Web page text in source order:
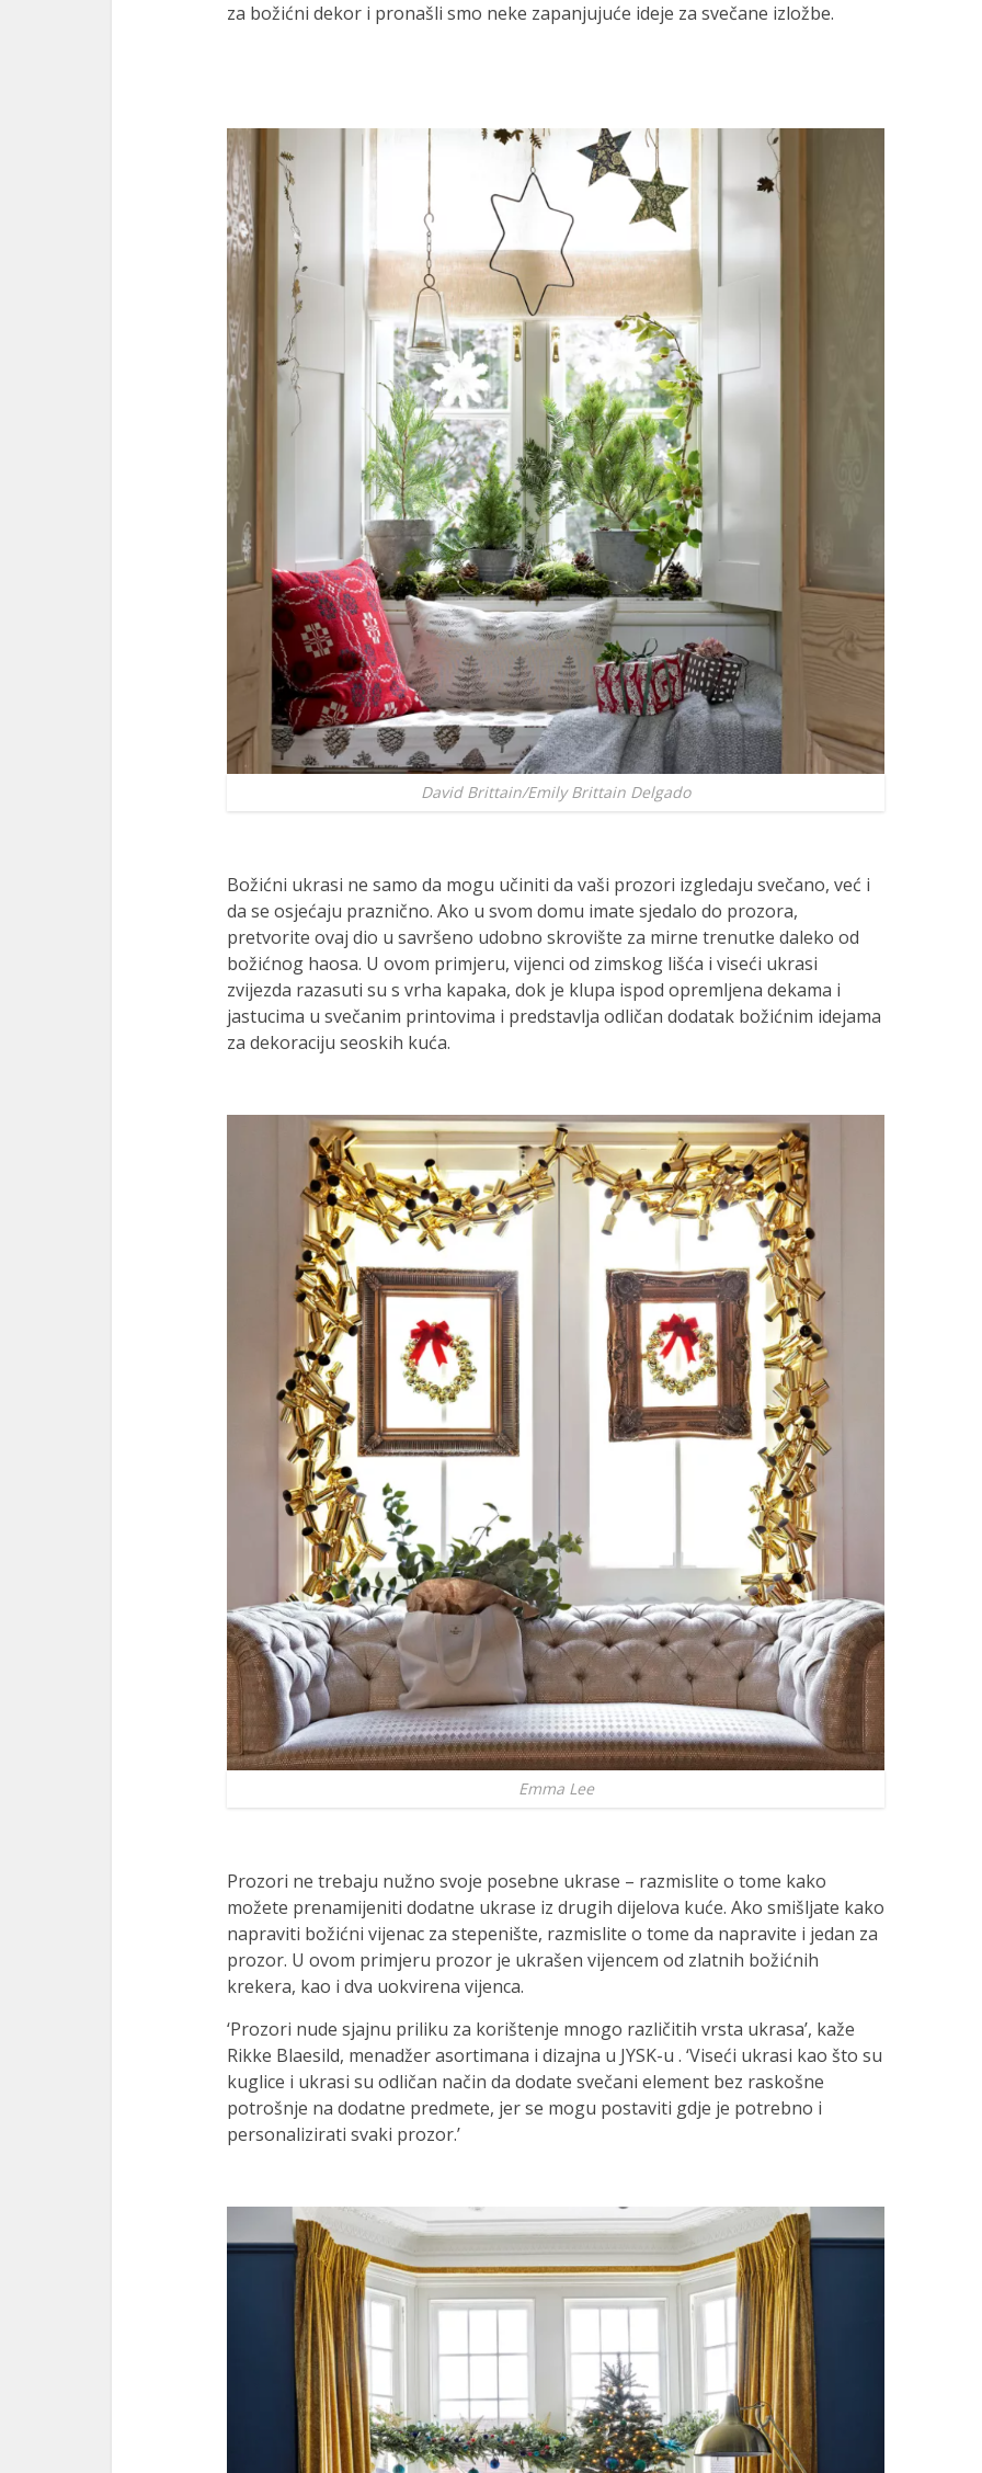
za božićni dekor i pronašli smo neke zapanjujuće ideje za svečane izložbe.
David Brittain/Emily Brittain Delgado
Božićni ukrasi ne samo da mogu učiniti da vaši prozori izgledaju svečano, već i
da se osjećaju praznično. Ako u svom domu imate sjedalo do prozora,
pretvorite ovaj dio u savršeno udobno skrovište za mirne trenutke daleko od
božićnog haosa. U ovom primjeru, vijenci od zimskog lišća i viseći ukrasi
zvijezda razasuti su s vrha kapaka, dok je klupa ispod opremljena dekama i
jastucima u svečanim printovima i predstavlja odličan dodatak božićnim idejama
za dekoraciju seoskih kuća.
Emma Lee
Prozori ne trebaju nužno svoje posebne ukrase – razmislite o tome kako
možete prenamijeniti dodatne ukrase iz drugih dijelova kuće. Ako smišljate kako
napraviti božićni vijenac za stepenište, razmislite o tome da napravite i jedan za
prozor. U ovom primjeru prozor je ukrašen vijencem od zlatnih božićnih
krekera, kao i dva uokvirena vijenca.
‘Prozori nude sjajnu priliku za korištenje mnogo različitih vrsta ukrasa’, kaže
Rikke Blaesild, menadžer asortimana i dizajna u JYSK-u . ‘Viseći ukrasi kao što su
kuglice i ukrasi su odličan način da dodate svečani element bez raskošne
potrošnje na dodatne predmete, jer se mogu postaviti gdje je potrebno i
personalizirati svaki prozor.’